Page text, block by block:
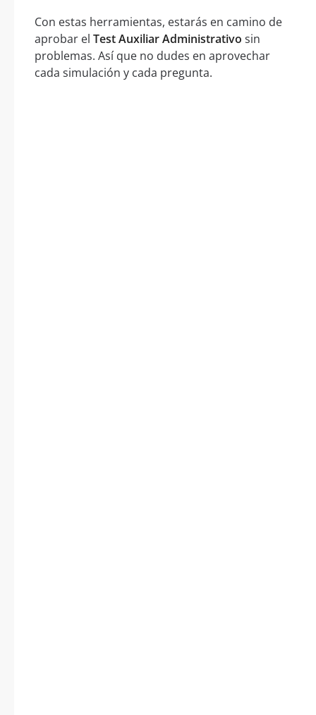
Con estas herramientas, estarás en camino de
aprobar el Test Auxiliar Administrativo sin
problemas. Así que no dudes en aprovechar
cada simulación y cada pregunta.